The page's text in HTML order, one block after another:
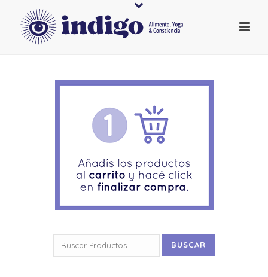
por:
BUSCAR